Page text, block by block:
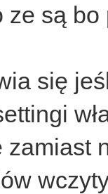
są
się
zamiast